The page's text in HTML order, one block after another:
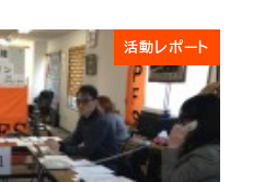
活動レポート